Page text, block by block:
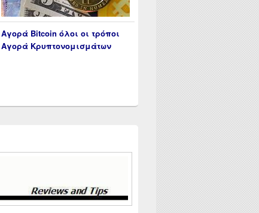
Αγορά Bitcoin όλοι οι τρόποι
Αγορά Κρυπτονομισμάτων